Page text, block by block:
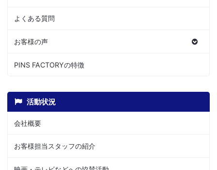
よくある質問
お客様の声
PINS FACTORYの特徴
活動状況
会社概要
お客様担当スタッフの紹介